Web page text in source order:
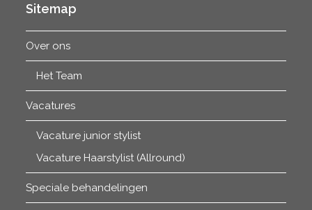
Sitemap
Over ons
Het Team
Vacatures
Vacature junior stylist
Vacature Haarstylist (Allround)
Speciale behandelingen